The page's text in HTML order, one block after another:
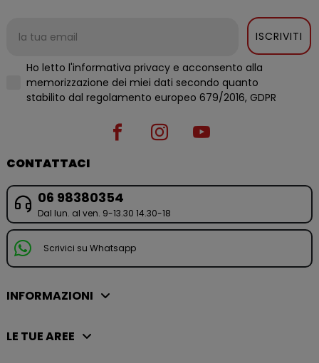
ISCRIVITI
Ho letto l'informativa privacy e acconsento alla
memorizzazione dei miei dati secondo quanto
stabilito dal regolamento europeo 679/2016, GDPR
CONTATTACI
06 98380354
Dal lun. al ven. 9-13.30 14.30-18
Scrivici su Whatsapp
INFORMAZIONI
LE TUE AREE